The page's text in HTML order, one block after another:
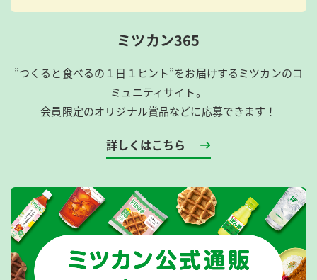
ミツカン365
”つくると食べるの１日１ヒント”をお届けするミツカンのコ
ミュニティサイト。
会員限定のオリジナル賞品などに応募できます！
詳しくはこちら